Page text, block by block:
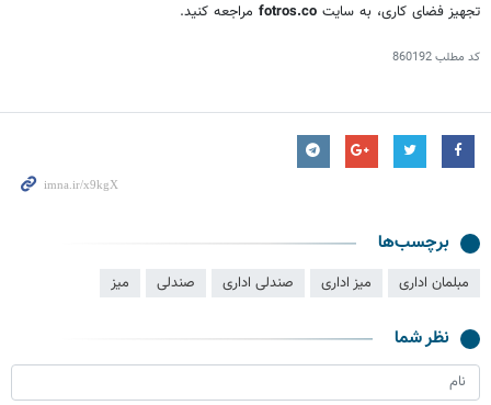
تجهیز فضای کاری، به سایت fotros.co مراجعه کنید.
کد مطلب860192
برچسب‌ها
مبلمان اداری میز اداری صندلی اداری صندلی میز
نظر شما